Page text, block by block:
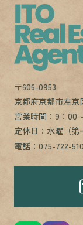
〒606-0953
京都府京都市左京
営業時間：9：00
定休日：水曜（第
電話：075-722-